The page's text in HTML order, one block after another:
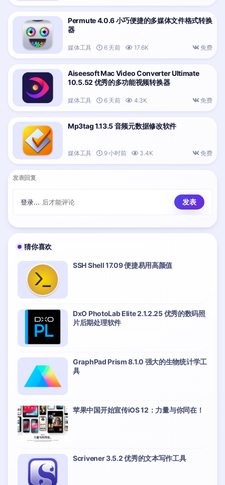
Permute 4.0.6 小巧便捷的多媒体文件格式转换
器
媒体工具 6 天前 17.6K 免费
Aiseesoft Mac Video Converter Ultimate
10.5.52 优秀的多功能视频转换器
媒体工具 6 天前 4.3K 免费
Mp3tag 1.13.5 音频元数据修改软件
媒体工具 9 小时前 3.4K 免费
发表回复
登录... 后才能评论
猜你喜欢
SSH Shell 17.09 便捷易用高颜值
DxO PhotoLab Elite 2.1.2.25 优秀的数码照
片后期处理软件
GraphPad Prism 8.1.0 强大的生物统计学工
具
苹果中国开始宣传iOS 12：力量与你同在！
Scrivener 3.5.2 优秀的文本写作工具